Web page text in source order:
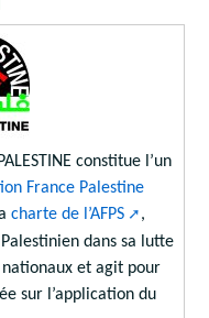
constitue l’un
France Palestine
charte de l’AFPS
,
dans sa lutte
et agit pour
sur l’application du